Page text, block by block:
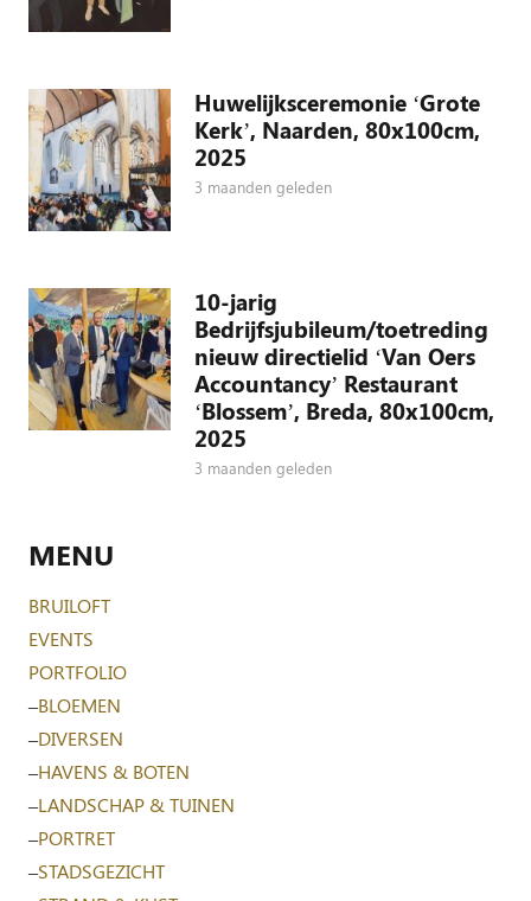
Huwelijksceremonie ‘Grote
Kerk’, Naarden, 80x100cm,
2025
3 maanden geleden
10-jarig
Bedrijfsjubileum/toetreding
nieuw directielid ‘Van Oers
Accountancy’ Restaurant
‘Blossem’, Breda, 80x100cm,
2025
3 maanden geleden
MENU
BRUILOFT
EVENTS
PORTFOLIO
–BLOEMEN
–DIVERSEN
–HAVENS & BOTEN
–LANDSCHAP & TUINEN
–PORTRET
–STADSGEZICHT